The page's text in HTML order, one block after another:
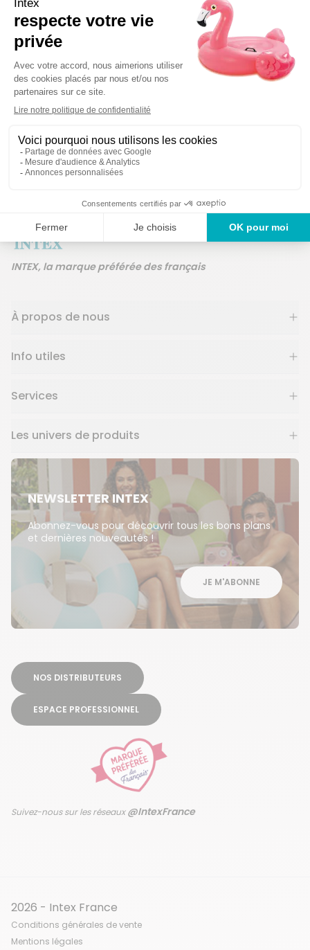
Détails techniques
Un service en France
INTEX, la marque préférée des français
À propos de nous
Info utiles
Services
Les univers de produits
NEWSLETTER INTEX
Abonnez-vous pour découvrir tous les bons plans
et dernières nouveautés !
JE M'ABONNE
NOS DISTRIBUTEURS
ESPACE PROFESSIONNEL
Suivez-nous sur les réseaux@IntexFrance
2026 - Intex France
Conditions générales de vente
Mentions légales